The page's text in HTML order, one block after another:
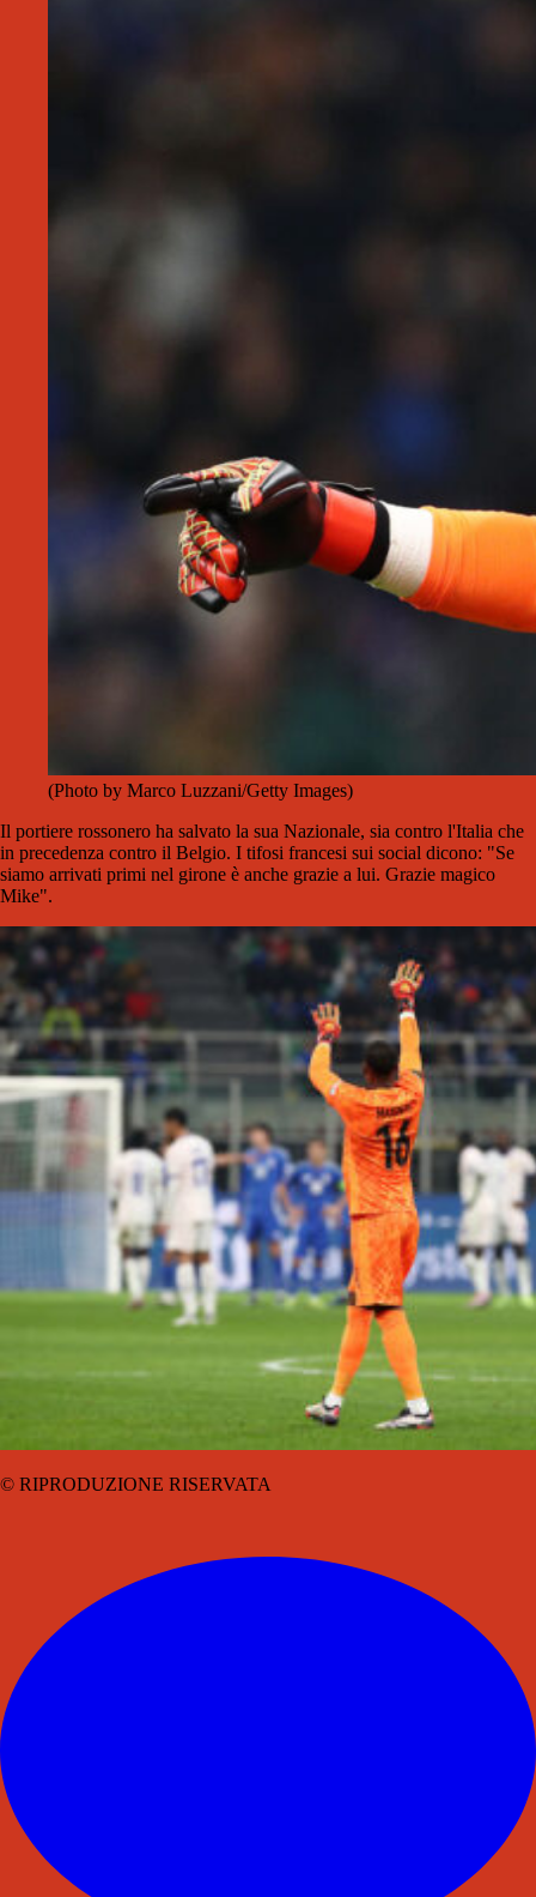
(Photo by Marco Luzzani/Getty Images)
Il portiere rossonero ha salvato la sua Nazionale, sia contro l'Italia che
in precedenza contro il Belgio. I tifosi francesi sui social dicono: "Se
siamo arrivati ​​primi nel girone è anche grazie a lui. Grazie magico
Mike".
© RIPRODUZIONE RISERVATA